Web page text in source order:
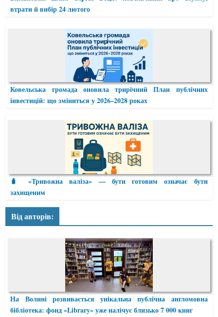
втрати й вибір 24 лютого
Ковельська громада оновила трирічний План публічних
інвестицій: що зміниться у 2026–2028 роках
🧳 «Тривожна валіза» — бути готовим означає бути
захищеним
Від авторів:
На Волині розвивається унікальна публічна англомовна
бібліотека: фонд «Library» уже налічує близько 7 000 книг